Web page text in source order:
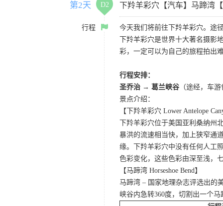
第2天 D2 下羚羊彩穴【汽车】马蹄湾
行程
今天我们将前往下羚羊彩穴。途
下羚羊彩穴是世界十大著名摄
彩，一定可以为自己的旅程拍出
行程安排：
圣乔治 → 葛兰峡谷 （途经，车
景点介绍：
【下羚羊彩穴 Lower Antelope
下羚羊彩穴位于美国亚利桑纳
暴洪的流速相当快，加上狭窄通
缘。下羚羊彩穴中没有任何人工
色彩变化，这些色彩由深至浅，
【马蹄湾 Horseshoe Bend】
马蹄湾 – 国家地理杂志评选出的
峡谷内急转360度，切割出一个